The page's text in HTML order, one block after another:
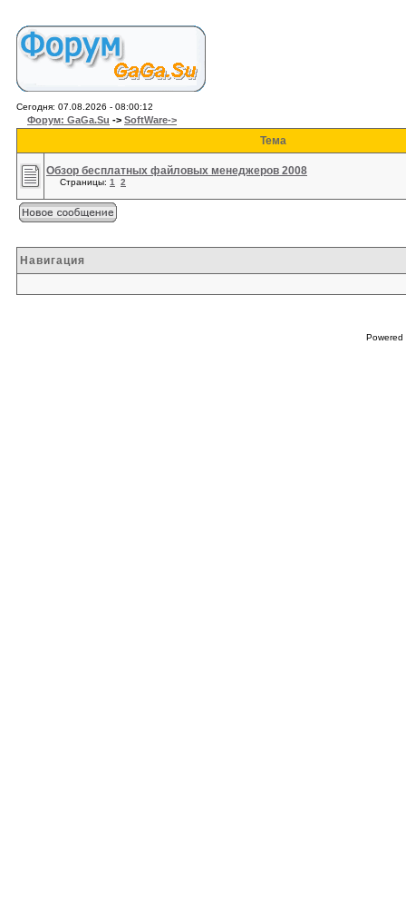
Сегодня: 07.08.2026 - 08:00:12
Форум: GaGa.Su -> SoftWare->
Тема
Обзор бесплатных файловых менеджеров 2008
Страницы: 1 2
Навигация